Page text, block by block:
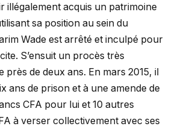
illégalement acquis un patrimoine
sa position au sein du
Wade est arrêté et inculpé pour
S’ensuit un procès très
près de deux ans. En mars 2015, il
ans de prison et à une amende de
CFA pour lui et 10 autres
à verser collectivement avec ses